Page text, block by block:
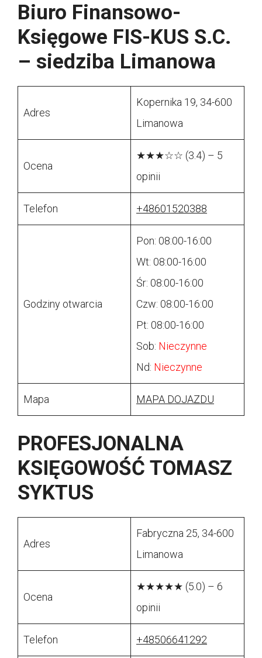
Biuro Finansowo-
Księgowe FIS-KUS S.C.
– siedziba Limanowa
Adres
Kopernika 19, 34-600
Limanowa
Ocena
★★★☆☆ (3.4) – 5
opinii
Telefon +48601520388
Godziny otwarcia
Pon: 08:00-16:00
Wt: 08:00-16:00
Śr: 08:00-16:00
Czw: 08:00-16:00
Pt: 08:00-16:00
Sob: Nieczynne
Nd: Nieczynne
Mapa MAPA DOJAZDU
PROFESJONALNA
KSIĘGOWOŚĆ TOMASZ
SYKTUS
Adres
Fabryczna 25, 34-600
Limanowa
Ocena
★★★★★ (5.0) – 6
opinii
Telefon +48506641292